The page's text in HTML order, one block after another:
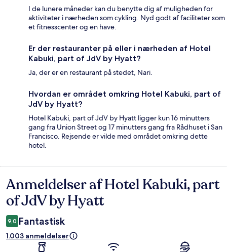
I de lunere måneder kan du benytte dig af muligheden for
aktiviteter i nærheden som cykling. Nyd godt af faciliteter som
et fitnesscenter og en have.
Er der restauranter på eller i nærheden af Hotel
Kabuki, part of JdV by Hyatt?
Ja, der er en restaurant på stedet, Nari.
Hvordan er området omkring Hotel Kabuki, part of
JdV by Hyatt?
Hotel Kabuki, part of JdV by Hyatt ligger kun 16 minutters
gang fra Union Street og 17 minutters gang fra Rådhuset i San
Francisco. Rejsende er vilde med området omkring dette
hotel.
Anmeldelser
Anmeldelser af Hotel Kabuki, part
of JdV by Hyatt
9,0 Fantastisk
1.003 anmeldelser